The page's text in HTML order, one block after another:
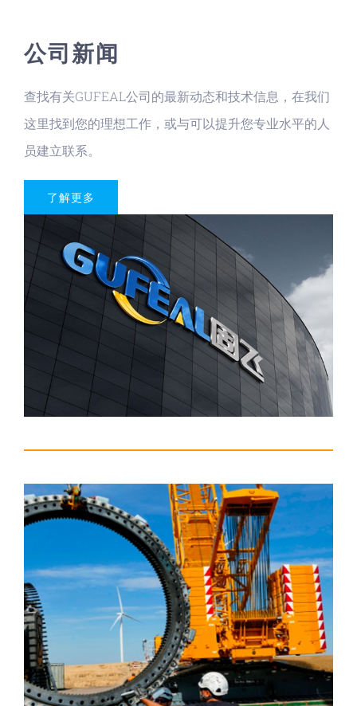
公司新闻
查找有关GUFEAL公司的最新动态和技术信息，在我们
这里找到您的理想工作，或与可以提升您专业水平的人
员建立联系。
了解更多